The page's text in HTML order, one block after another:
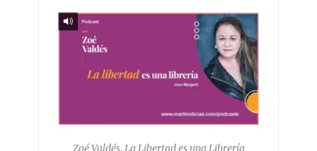
Zoé Valdés. La Libertad es una Librería